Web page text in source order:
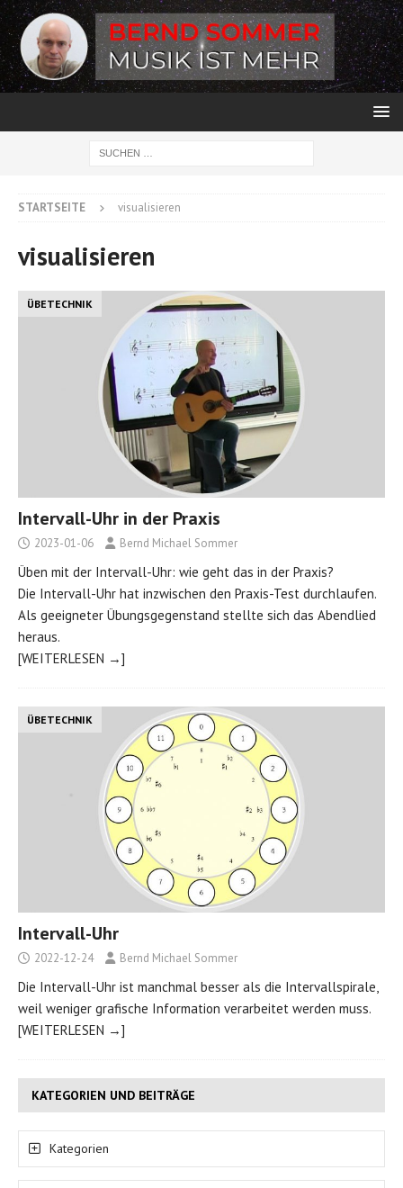
STARTSEITE visualisieren
visualisieren
ÜBETECHNIK
Intervall-Uhr in der Praxis
2023-01-06 Bernd Michael Sommer
Üben mit der Intervall-Uhr: wie geht das in der Praxis?
Die Intervall-Uhr hat inzwischen den Praxis-Test durchlaufen.
Als geeigneter Übungsgegenstand stellte sich das Abendlied
heraus.
[WEITERLESEN →]
ÜBETECHNIK
Intervall-Uhr
2022-12-24 Bernd Michael Sommer
Die Intervall-Uhr ist manchmal besser als die Intervallspirale,
weil weniger grafische Information verarbeitet werden muss.
[WEITERLESEN →]
KATEGORIEN UND BEITRÄGE
Kategorien